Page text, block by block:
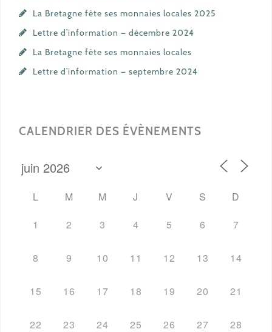
La Bretagne fête ses monnaies locales 2025
Lettre d’information — décembre 2024
La Bretagne fête ses monnaies locales
Lettre d’information — septembre 2024
CALENDRIER DES ÉVÈNEMENTS
L M M J V S
D
1
2 3 4 5 6 7
8 9 10 11 12 13 14
15 16 17 18 19 20 21
22 23 24 25 26 27 28